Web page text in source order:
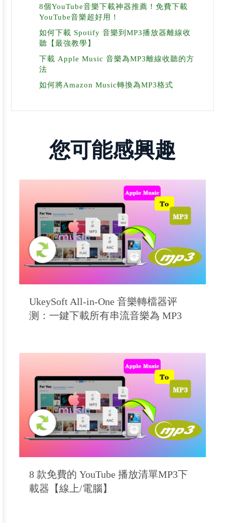
8個YouTube音樂下載神器推薦！免費下載
YouTube音樂超好用！
如何下載 Spotify 音樂到MP3播放器離線收
聽【最強教學】
下載 Apple Music 音樂為MP3離線收聽的方
法
如何將Amazon Music轉換為MP3格式
您可能感興趣
UkeySoft All-in-One 音樂轉檔器评
测：一鍵下載所有串流音樂為 MP3
8 款免費的 YouTube 播放清單MP3下
載器【線上/電腦】